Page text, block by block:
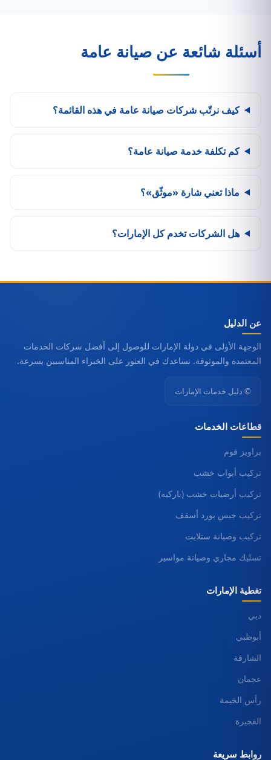
أسئلة شائعة عن صيانة عامة
كيف نرتّب شركات صيانة عامة في هذه القائمة؟
كم تكلفة خدمة صيانة عامة؟
ماذا تعني شارة «موثّق»؟
هل الشركات تخدم كل الإمارات؟
عن الدليل
الوجهة الأولى في دولة الإمارات للوصول إلى أفضل شركات الخدمات
المعتمدة والموثوقة. نساعدك في العثور على الخبراء المناسبين بسرعة.
© دليل خدمات الإمارات
قطاعات الخدمات
براويز فوم
تركيب أبواب خشب
تركيب أرضيات خشب (باركيه)
تركيب جبس بورد أسقف
تركيب وصيانة ستلايت
تسليك مجاري وصيانة مواسير
تغطية الإمارات
دبي
أبوظبي
الشارقة
عجمان
رأس الخيمة
الفجيرة
روابط سريعة